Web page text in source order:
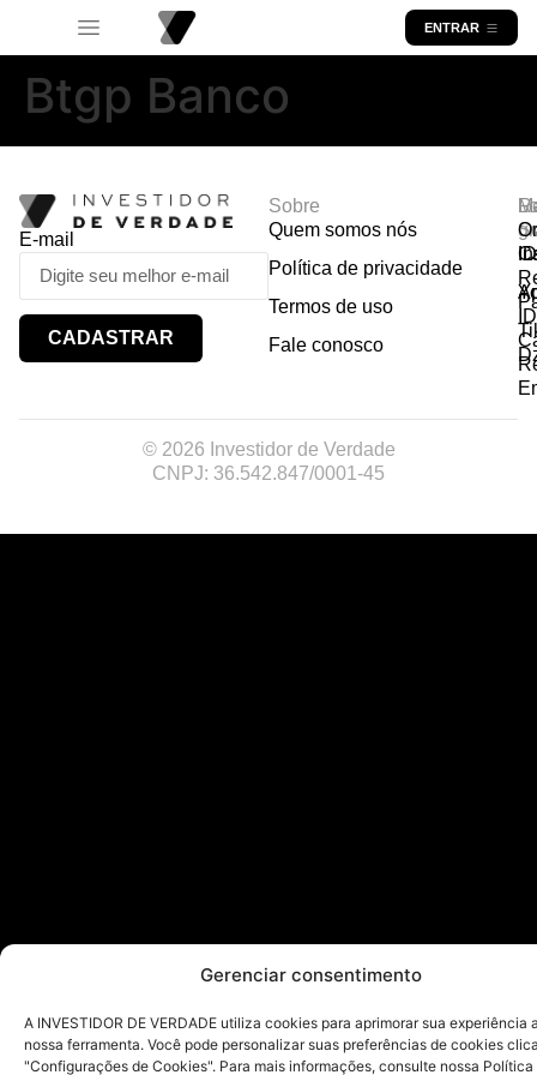
Gerenciar consentimento
A INVESTIDOR DE VERDADE utiliza cookies para aprimorar sua experiência
nossa ferramenta. Você pode personalizar suas preferências de cookies
"Configurações de Cookies". Para mais informações, consulte nossa Política
ENTRAR
Btgp Banco
E-mail
CADASTRAR
Sobre
Quem somos nós
Política de privacidade
Termos de uso
Fale conosco
© 2026 Investidor de Verdade
CNPJ: 36.542.847/0001-45